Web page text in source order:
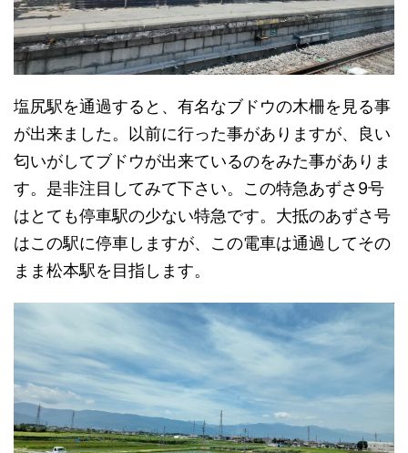
塩尻駅を通過すると、有名なブドウの木柵を見る事
が出来ました。以前に行った事がありますが、良い
匂いがしてブドウが出来ているのをみた事がありま
す。是非注目してみて下さい。この特急あずさ9号
はとても停車駅の少ない特急です。大抵のあずさ号
はこの駅に停車しますが、この電車は通過してその
まま松本駅を目指します。